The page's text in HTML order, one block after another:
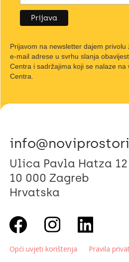
Prijavom na newsletter dajem privolu
e-mail adrese u svrhu slanja
Centra i sadržajima koji se nalaze na
Centra.
Ulica Pavla Hatza 12
10 000 Zagreb
Hrvatska
Opći uvjeti korištenja Pravila